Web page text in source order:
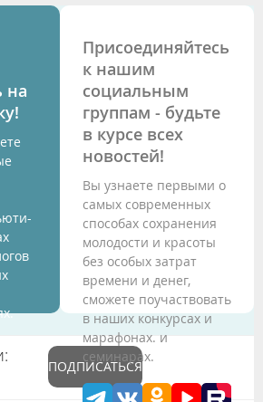
на
ПОДПИСАТЬСЯ
Присоединяйтесь
к нашим
социальным
группам - будьте
в курсе всех
новостей!
Вы узнаете первыми о
самых современных
способах сохранения
молодости и красоты
без особых затрат
времени и денег,
сможете поучаствовать
в наших конкурсах и
марафонах. и
семинарах.